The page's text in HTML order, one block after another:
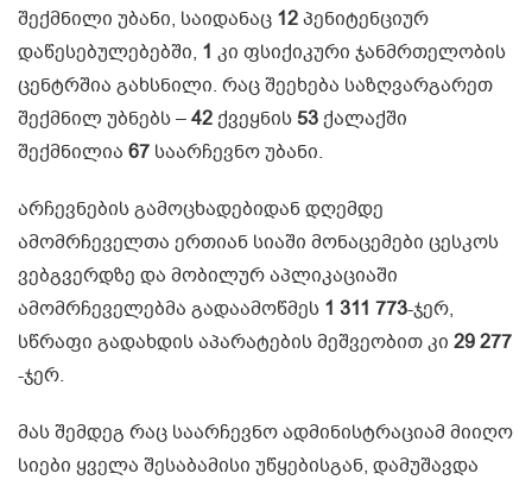
შექმნილი უბანი, საიდანაც 12პენიტენციურ
დაწესებულებებში, 1 კი ფსიქიკური ჯანმრთელობის
ცენტრშია გახსნილი. რაც შეეხება საზღვარგარეთ
შექმნილ უბნებს –42ქვეყნის53ქალაქში
შექმნილია 67 საარჩევნო უბანი.
არჩევნების გამოცხადებიდან დღემდე
ამომრჩეველთა ერთიან სიაში მონაცემები ცესკოს
ვებგვერდზე და მობილურ აპლიკაციაში
ამომრჩეველებმა გადაამოწმეს 1 311 773-ჯერ,
სწრაფი გადახდის აპარატების მეშვეობით კი 29 277
-ჯერ.
მას შემდეგ რაც საარჩევნო ადმინისტრაციამ მიიღო
სიები ყველა შესაბამისი უწყებისგან, დამუშავდა